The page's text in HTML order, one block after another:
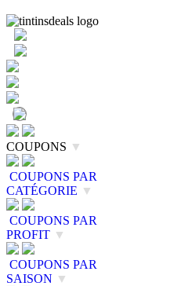
COUPONS ▼
COUPONS PAR
CATÉGORIE ▼
COUPONS PAR
PROFIT ▼
COUPONS PAR
SAISON ▼